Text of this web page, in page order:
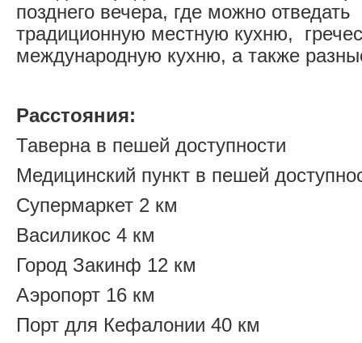
позднего вечера, где можно
традиционную местную кухню,
международную кухню, а также
Расстояния:
Таверна в пешей доступности
Медицинский пункт в пешей
Супермаркет 2 км
Василикос 4 км
Город Закинф 12 км
Аэропорт 16 км
Порт для Кефалонии 40 км